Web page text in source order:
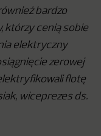
bardzo
którzy cenią sobie
elektryczny
zerowej
flotę
wiceprezes ds.